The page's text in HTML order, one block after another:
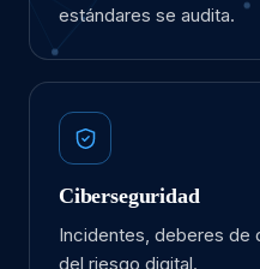
estándares se audita.
Ciberseguridad
Incidentes, deberes de
del riesgo digital.